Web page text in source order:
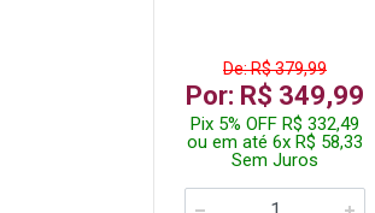
De: R$ 379,99
Por: R$ 349,99
Pix 5% OFF R$ 332,49
ou em até 6x R$ 58,33
Sem Juros